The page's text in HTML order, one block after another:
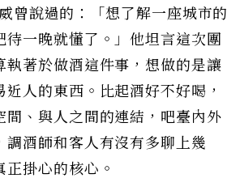
曾說過的：「想了解一座城市的
待一晚就懂了。」他坦言這次團
執著於做酒這件事，想做的是讓
近人的東西。比起酒好不好喝，
間、與人之間的連結，吧臺內外
調酒師和客人有沒有多聊上幾
掛心的核心。